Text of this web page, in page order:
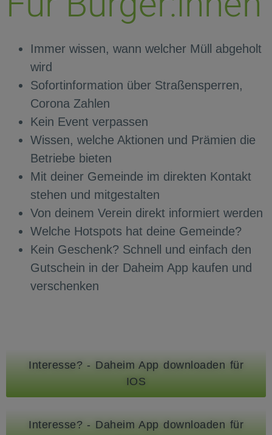
Immer wissen, wann welcher Müll abgeholt
wird
Sofortinformation über Straßensperren,
Corona Zahlen
Kein Event verpassen
Wissen, welche Aktionen und Prämien die
Betriebe bieten
Mit deiner Gemeinde im direkten Kontakt
stehen und mitgestalten
Von deinem Verein direkt informiert werden
Welche Hotspots hat deine Gemeinde?
Kein Geschenk? Schnell und einfach den
Gutschein in der Daheim App kaufen und
verschenken
Interesse? - Daheim App downloaden für
IOS
Interesse? - Daheim App downloaden für